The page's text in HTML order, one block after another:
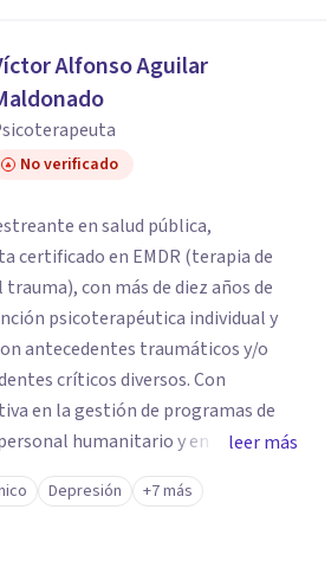
Alfonso Aguilar
No verificado
en salud pública,
certificado en EMDR (terapia de
con más de diez años de
psicoterapéutica individual y
antecedentes traumáticos y/o
críticos diversos. Con
en la gestión de programas de
humanitario y en respuesta
mental y apoyo psicosocial de
la violencia, en movilidad y
leer más
Depresión +7 más